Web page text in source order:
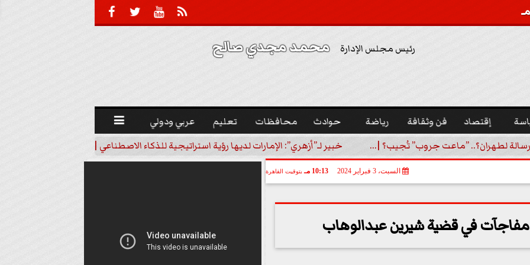
  

رئيس مجلس الإدارة محمد مجدي صالح
إقتصاد فن وثقافة رياضة حوادث محافظات تعليم عربي ودولي 
لطهران؟.. ”ماعت جروب” تُجيب؟ |... خبير لـ”أزهري”: الإمارات لديها رؤية استراتيجية للذكاء الاصطناعي | فيديو
السبت، 3 فبراير 2024 10:13 مـ بتوقيت القاهرة
في قضية شيرين عبدالوهاب